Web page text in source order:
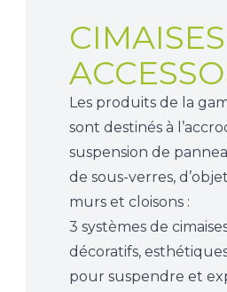
Les produits de la
sont destinés à
suspension de
de sous-verres,
murs et cloisons :
3 systèmes de
décoratifs,
pour suspendre et